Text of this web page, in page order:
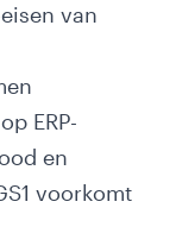
van
ERP-
en
voorkomt